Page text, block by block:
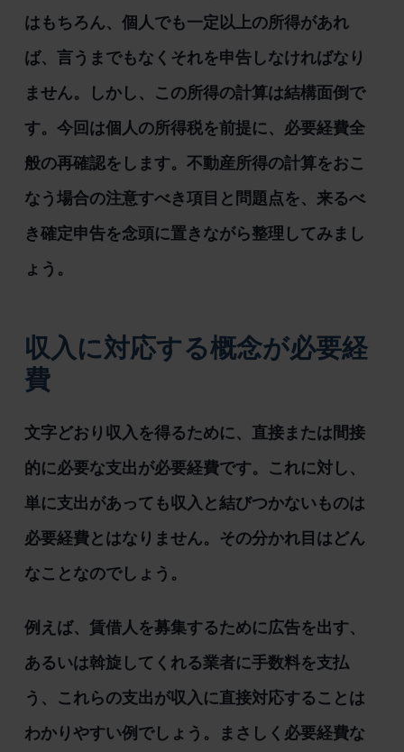
はもちろん、個人でも一定以上の所得があれ
ば、言うまでもなくそれを申告しなければなり
ません。しかし、この所得の計算は結構面倒で
す。今回は個人の所得税を前提に、必要経費全
般の再確認をします。不動産所得の計算をおこ
なう場合の注意すべき項目と問題点を、来るべ
き確定申告を念頭に置きながら整理してみまし
ょう。
収入に対応する概念が必要経
費
文字どおり収入を得るために、直接または間接
的に必要な支出が必要経費です。これに対し、
単に支出があっても収入と結びつかないものは
必要経費とはなりません。その分かれ目はどん
なことなのでしょう。
例えば、賃借人を募集するために広告を出す、
あるいは斡旋してくれる業者に手数料を支払
う、これらの支出が収入に直接対応することは
わかりやすい例でしょう。まさしく必要経費な